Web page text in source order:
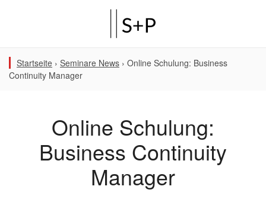
Startseite › Seminare News › Online Schulung: Business
Continuity Manager
Online Schulung:
Business Continuity
Manager